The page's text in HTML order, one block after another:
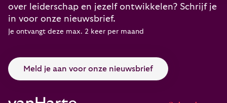
over leiderschap en jezelf ontwikkelen? Schrijf je
in voor onze nieuwsbrief.
Je ontvangt deze max. 2 keer per maand
Meld je aan voor onze nieuwsbrief